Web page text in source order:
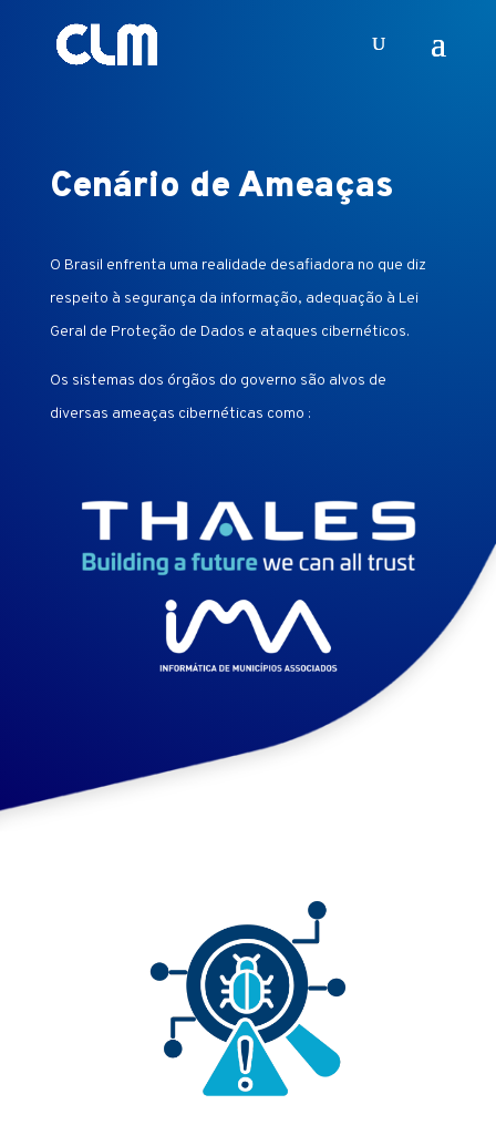
Cenário de Ameaças
O Brasil enfrenta uma realidade desafiadora no que diz
respeito à segurança da informação, adequação à Lei
Geral de Proteção de Dados e ataques cibernéticos.
Os sistemas dos órgãos do governo são alvos de
diversas ameaças cibernéticas como :